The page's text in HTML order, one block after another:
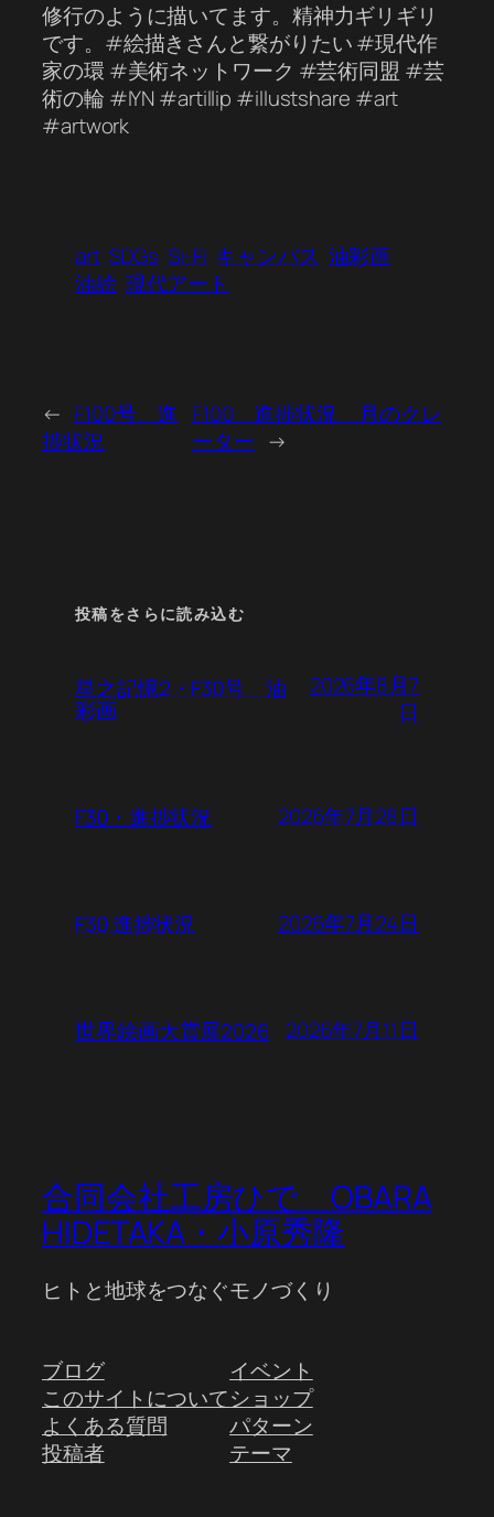
修行のように描いてます。精神力ギリギリ
です。#絵描きさんと繋がりたい #現代作
家の環 #美術ネットワーク #芸術同盟 #芸
術の輪 #IYN #artillip #illustshare #art
#artwork
art SDGs Si-Fi キャンバス 油彩画
油絵 現代アート
← F100号 進
捗状況
F100 進捗状況 月のクレ
ーター →
投稿をさらに読み込む
星之記憶2・F30号 油
彩画
2026年8月7
日
F30・進捗状況 2026年7月28日
F30 進捗状況 2026年7月24日
世界絵画大賞展2026 2026年7月11日
合同会社工房ひで OBARA
HIDETAKA・小原秀隆
ヒトと地球をつなぐモノづくり
ブログ
このサイトについて
よくある質問
投稿者
イベント
ショップ
パターン
テーマ